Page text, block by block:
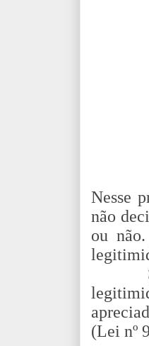
Nesse
não
ou
(Lei nº